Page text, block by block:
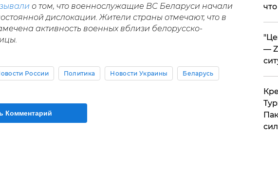
о том, что военнослужащие ВС Беларуси начали
дислокации. Жители страны отмечают, что в
активность военных вблизи белорусско-
России Политика Новости Украины Беларусь
Комментарий
—